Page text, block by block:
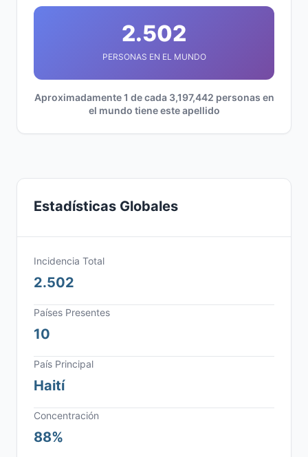
2.502
PERSONAS EN EL MUNDO
Aproximadamente 1 de cada 3,197,442 personas en
el mundo tiene este apellido
Estadísticas Globales
Incidencia Total
2.502
Países Presentes
10
País Principal
Haití
Concentración
88%